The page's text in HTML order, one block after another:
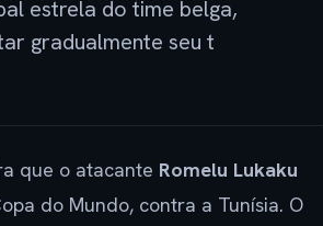
estrela do time belga,
gradualmente seu t
que o atacante Romelu Lukaku
do Mundo, contra a Tunísia. O